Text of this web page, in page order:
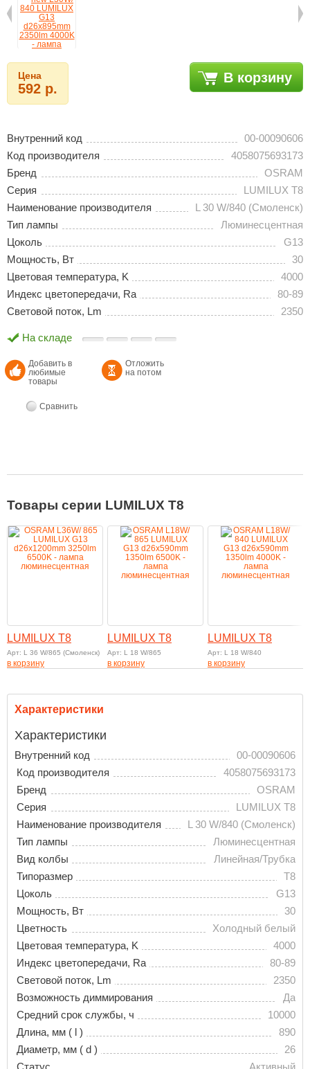
Цена
592 р.
В корзину
Внутренний код
00-00090606
Код производителя
4058075693173
Бренд
OSRAM
Серия
LUMILUX T8
Наименование производителя
L 30 W/840 (Смоленск)
Тип лампы
Люминесцентная
Цоколь
G13
Мощность, Вт
30
Цветовая температура, K
4000
Индекс цветопередачи, Ra
80-89
Световой поток, Lm
2350
На складе
Добавить в
любимые
товары
Отложить
на потом
Сравнить
Товары серии LUMILUX T8
LUMILUX T8
Арт: L 36 W/865 (Смоленск)
в корзину
LUMILUX T8
Арт: L 18 W/865
в корзину
LUMILUX T8
Арт: L 18 W/840
в корзину
Характеристики
Характеристики
Внутренний код
00-00090606
Код производителя
4058075693173
Бренд
OSRAM
Серия
LUMILUX T8
Наименование производителя
L 30 W/840 (Смоленск)
Тип лампы
Люминесцентная
Вид колбы
Линейная/Трубка
Типоразмер
T8
Цоколь
G13
Мощность, Вт
30
Цветность
Холодный белый
Цветовая температура, K
4000
Индекс цветопередачи, Ra
80-89
Световой поток, Lm
2350
Возможность диммирования
Да
Средний срок службы, ч
10000
Длина, мм ( l )
890
Диаметр, мм ( d )
26